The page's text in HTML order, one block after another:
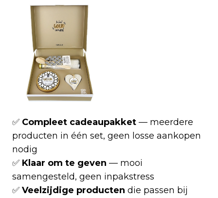
✅ Compleet cadeaupakket — meerdere
producten in één set, geen losse aankopen
nodig
✅ Klaar om te geven — mooi
samengesteld, geen inpakstress
✅ Veelzijdige producten die passen bij